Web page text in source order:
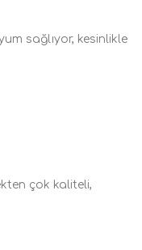
sağlıyor, kesinlikle
çok kaliteli,